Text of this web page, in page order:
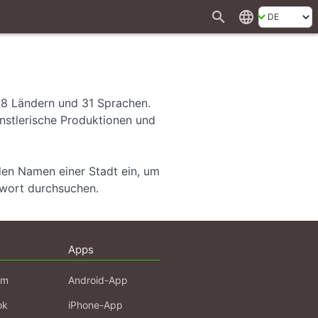
search language
Ländern und 31 Sprachen.
Produktionen und
Namen einer Stadt ein, um
durchsuchen.
Apps
Android-App
iPhone-App